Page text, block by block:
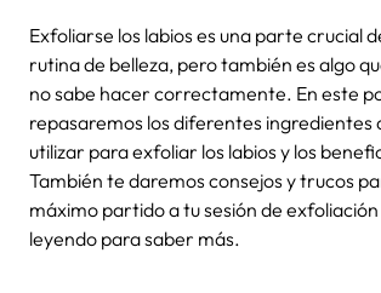
Exfoliarse los labios es una parte crucial
rutina de belleza, pero también es algo
no sabe hacer correctamente. En este
repasaremos los diferentes ingredientes
utilizar para exfoliar los labios y los
También te daremos consejos y trucos
máximo partido a tu sesión de exfoliación
leyendo para saber más.